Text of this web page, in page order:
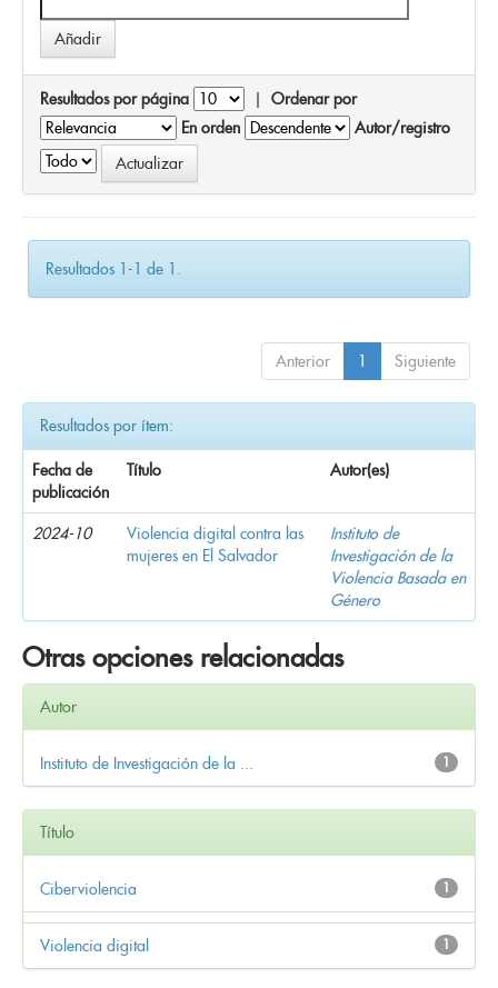
Resultados por página | Ordenar por
En orden
Autor/registro
Resultados 1-1 de 1.
Anterior 1 Siguiente
Resultados por ítem:
Fecha de
publicación
Título Autor(es)
2024-10
Violencia digital contra las
mujeres en El Salvador
Instituto de
Investigación de la
Violencia Basada en
Género
Otras opciones relacionadas
Autor
1
Instituto de Investigación de la ...
Título
1
Ciberviolencia
1
Violencia digital